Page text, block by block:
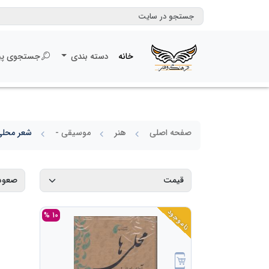
خانه دسته بندی جستجوی
صفحه اصلی هنر موسیقی - شعر
ناموجود 10 %